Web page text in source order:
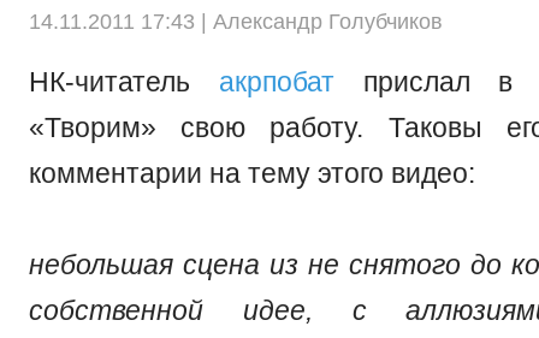
14.11.2011 17:43 | Александр Голубчиков
НК-читатель акрпобатприслал в
«Творим» свою работу. Таковы
комментарии на тему этого видео:
небольшая сцена из не снятого до
собственной идее, с